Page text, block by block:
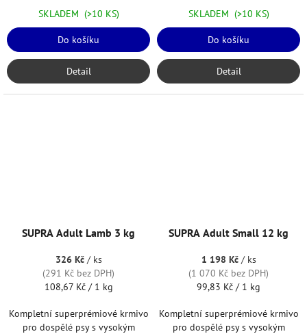
SKLADEM (>10 KS)
Do košíku
Detail
SKLADEM (>10 KS)
Do košíku
Detail
SUPRA Adult Lamb 3 kg
326 Kč / ks
(291 Kč bez DPH)
Měrná
108,67 Kč / 1 kg
Kompletní superprémiové krmivo
pro dospělé psy s vysokým
SUPRA Adult Small 12 kg
1 198 Kč / ks
(1 070 Kč bez DPH)
Měrná
99,83 Kč / 1 kg
Kompletní superprémiové krmivo
pro dospělé psy s vysokým